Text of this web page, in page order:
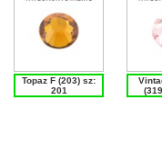
Topaz F (203) sz:
201